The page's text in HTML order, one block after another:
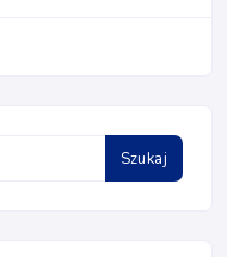
Szukaj